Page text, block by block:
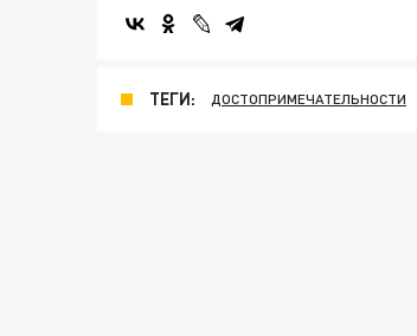
ТЕГИ: ДОСТОПРИМЕЧАТЕЛЬНОСТИ